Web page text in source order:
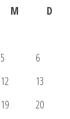
M D
5 6
12 13
19 20